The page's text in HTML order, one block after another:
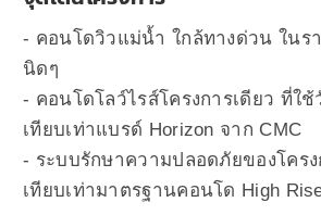
- คอนโดวิวแม่น้ำ ใกล้ทางด่วน ในร
นิดๆ
- คอนโดโลว์ไรส์โครงการเดียว ที่ใช้
เทียบเท่าแบรด์ Horizon จาก CMC
- ระบบรักษาความปลอดภัยของโคร
เทียบเท่ามาตรฐานคอนโด High